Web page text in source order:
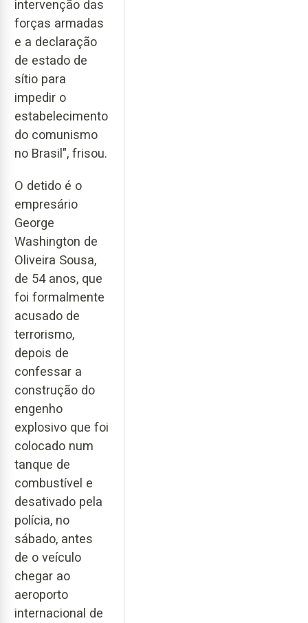
intervenção das
forças armadas
e a declaração
de estado de
sítio para
impedir o
estabelecimento
do comunismo
no Brasil", frisou.
O detido é o
empresário
George
Washington de
Oliveira Sousa,
de 54 anos, que
foi formalmente
acusado de
terrorismo,
depois de
confessar a
construção do
engenho
explosivo que foi
colocado num
tanque de
combustível e
desativado pela
polícia, no
sábado, antes
de o veículo
chegar ao
aeroporto
internacional de